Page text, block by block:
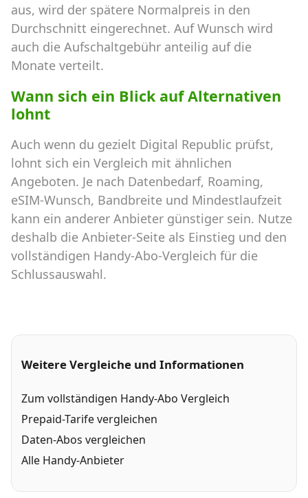
aus, wird der spätere Normalpreis in den
Durchschnitt eingerechnet. Auf Wunsch wird
auch die Aufschaltgebühr anteilig auf die
Monate verteilt.
Wann sich ein Blick auf Alternativen
lohnt
Auch wenn du gezielt Digital Republic prüfst,
lohnt sich ein Vergleich mit ähnlichen
Angeboten. Je nach Datenbedarf, Roaming,
eSIM-Wunsch, Bandbreite und Mindestlaufzeit
kann ein anderer Anbieter günstiger sein. Nutze
deshalb die Anbieter-Seite als Einstieg und den
vollständigen Handy-Abo-Vergleich für die
Schlussauswahl.
Weitere Vergleiche und Informationen
Zum vollständigen Handy-Abo Vergleich
Prepaid-Tarife vergleichen
Daten-Abos vergleichen
Alle Handy-Anbieter